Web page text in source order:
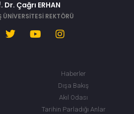
Dr. Çağrı ERHAN
REKTÖRÜ
Haberler
Dışa Bakış
Akıl Odası
Tarihin Parladığı Anlar